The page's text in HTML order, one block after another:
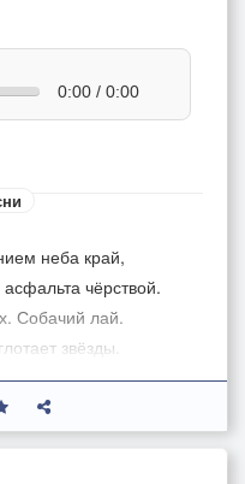
0:00 / 0:00
неба край,
чёрствой.
Собачий лай.
звёзды.
час,
треск мгновений.